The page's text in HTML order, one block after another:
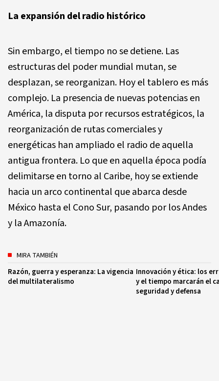
La expansión del radio histórico
Sin embargo, el tiempo no se detiene. Las
estructuras del poder mundial mutan, se
desplazan, se reorganizan. Hoy el tablero es más
complejo. La presencia de nuevas potencias en
América, la disputa por recursos estratégicos, la
reorganización de rutas comerciales y
energéticas han ampliado el radio de aquella
antigua frontera. Lo que en aquella época podía
delimitarse en torno al Caribe, hoy se extiende
hacia un arco continental que abarca desde
México hasta el Cono Sur, pasando por los Andes
y la Amazonía.
MIRA TAMBIÉN
Razón, guerra y esperanza: La vigencia
del multilateralismo
Innovación y ética: los
y el tiempo marcarán el
seguridad y defensa